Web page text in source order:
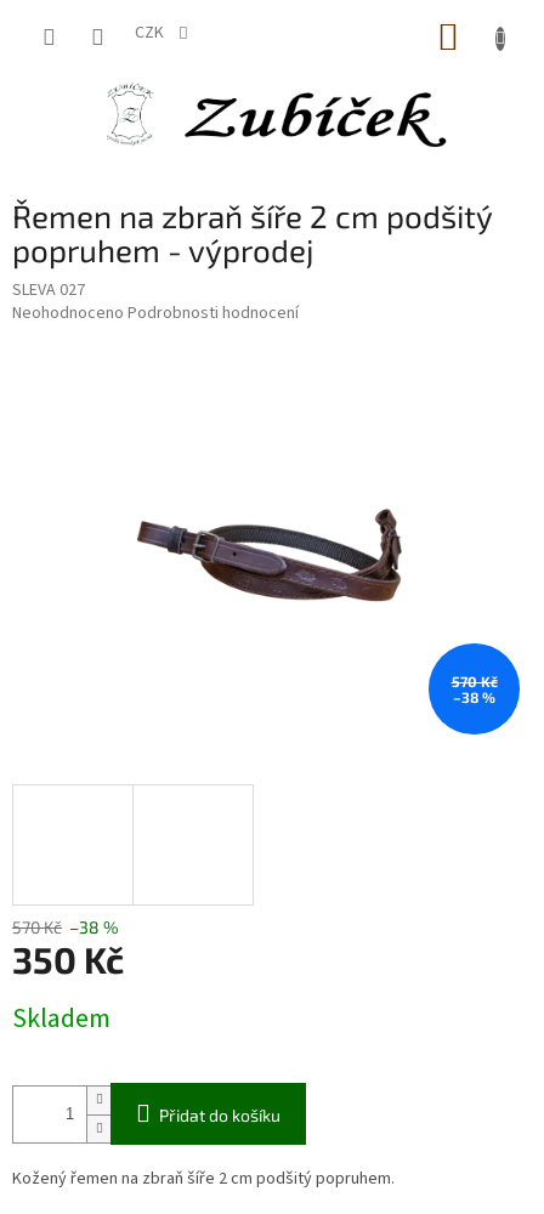
CZK
Řemen na zbraň šíře 2 cm podšitý
popruhem - výprodej
SLEVA 027
Průměrné
Neohodnoceno Podrobnosti hodnocení
570 Kč
–38 %
570 Kč –38 %
350 Kč
cena:
Skladem
Přidat do košíku
Kožený řemen na zbraň šíře 2 cm podšitý popruhem.